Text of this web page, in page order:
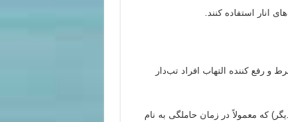
های انار استفاده کنند.
و رفع کننده التهاب افراد تبدار
که معمولاً در زمان حاملگی به نام